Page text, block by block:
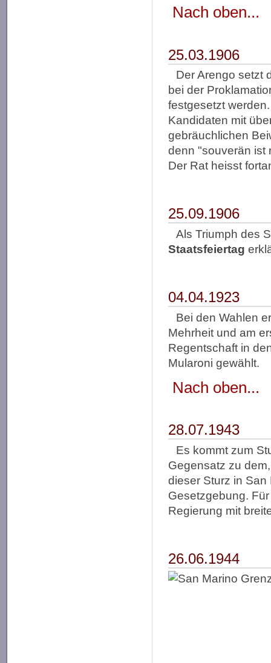
Nach oben...
25.03.1906
Der Arengo setzt
bei der
festgesetzt
Kandidaten mit
gebräuchlichen
denn "souverän ist
Der Rat heisst
25.09.1906
Als Triumph des
Staatsfeiertag
04.04.1923
Bei den Wahlen
Mehrheit und am
Regentschaft in
Mularoni gewählt.
Nach oben...
28.07.1943
Es kommt zum
Gegensatz zu
dieser Sturz in San
Gesetzgebung.
Regierung mit
26.06.1944